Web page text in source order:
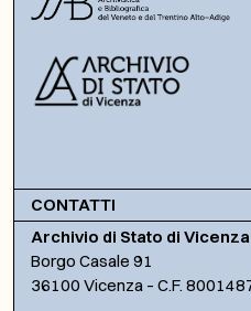
CONTATTI
Archivio di Stato di Vicenza
Borgo Casale 91
36100 Vicenza – C.F.